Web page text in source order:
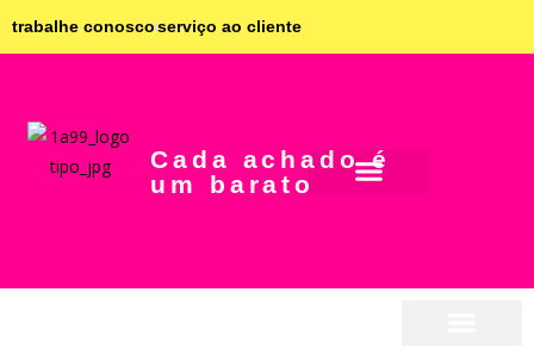
trabalhe conoscoserviço ao cliente
Cada achado é
um barato